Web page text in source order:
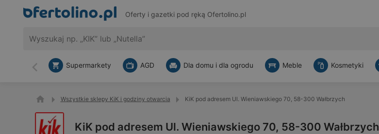
Oferty i gazetki pod ręką Ofertolino.pl
Wstecz
Supermarkety AGD Dla domu i dla ogrodu Meble Kosmetyki
Wszystkie sklepy KiK i godziny otwarcia KiK pod adresem Ul. Wieniawskiego 70, 58-300 Wałbrzych
KiK pod adresem Ul. Wieniawskiego 70, 58-300 Wałbrzych